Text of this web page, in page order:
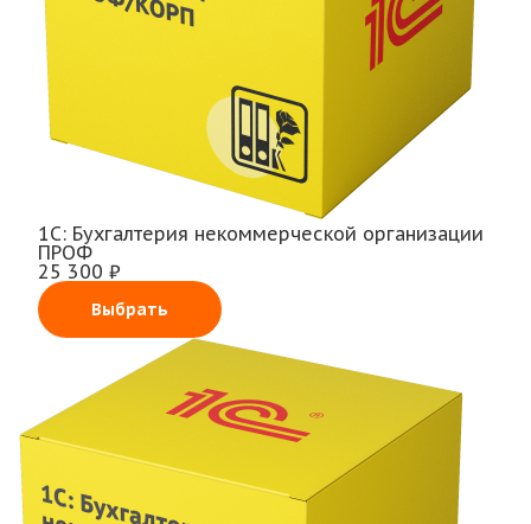
1С: Бухгалтерия некоммерческой организации
ПРОФ
25 300 ₽
Выбрать